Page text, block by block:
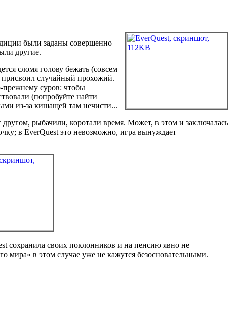
были заданы совершенно
другие.
сломя голову бежать (совсем
случайный прохожий.
прежнему суров: чтобы
(попробуйте найти
из-за кишащей там нечисти...
рыбачили, коротали время. Может, в этом и заключалась
в EverQuest это невозможно, игра вынуждает
сохранила своих поклонников и на пенсию явно не
мира» в этом случае уже не кажутся безосновательными.